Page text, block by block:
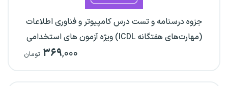
جزوه درسنامه و تست درس کامپیوتر و فناوری اطلاعات
(مهارت‌های هفتگانه ICDL) ویژه آزمون های استخدامی
۳۶۹,۰۰۰ تومان